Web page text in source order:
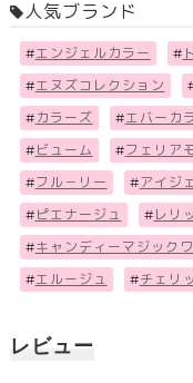
人気ブランド
#エンジェルカラー #
#エヌズコレクション
# カラーズ #エバーカ
# ビューム #フェリア
#フル－リー #アイジ
# ピエナージュ # レリ
#キャンディーマジック
#エルージュ #チェリ
レビュー